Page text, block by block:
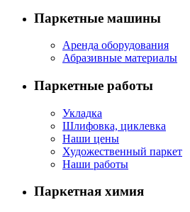
Паркетные машины
Аренда оборудования
Абразивные материалы
Паркетные работы
Укладка
Шлифовка, циклевка
Наши цены
Художественный паркет
Наши работы
Паркетная химия